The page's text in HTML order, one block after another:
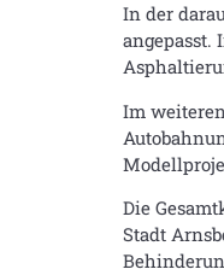
In der
angepasst.
Im
Die
Stadt